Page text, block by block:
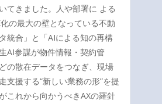
てきました。人や部署に よる
の最大の壁となっている不動
統合」と「AIによる知の再構
AI参謀が物件情報・契約管
の散在データをつなぎ、現場
支援する“新しい業務の形”を提
これから向かうべきAXの羅針